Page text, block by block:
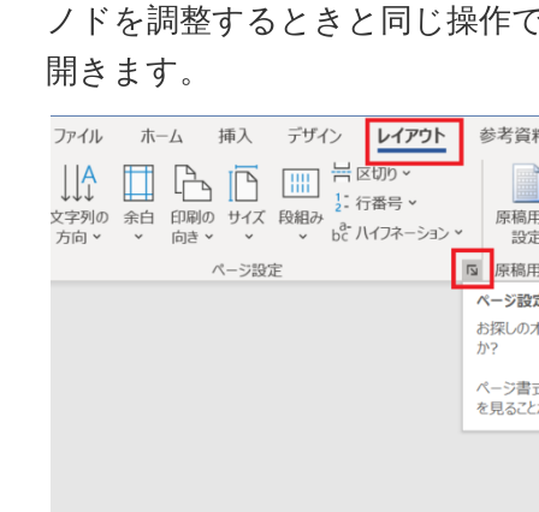
ノドを調整するときと同じ操作
開きます。